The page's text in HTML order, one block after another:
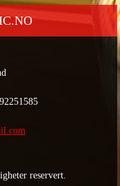
reservert.